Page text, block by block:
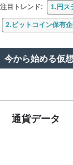
注目トレンド: 1.円ス
2.ビットコイン保有
今から始める仮
通貨データ